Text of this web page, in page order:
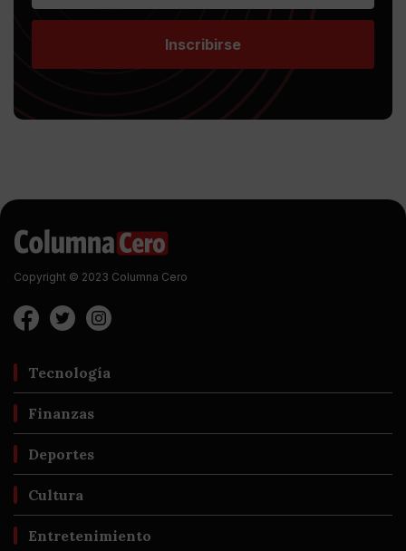
Inscribirse
Copyright © 2023 Columna Cero
Tecnología
Finanzas
Deportes
Cultura
Entretenimiento